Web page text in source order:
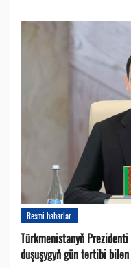
Resmi habarlar
Türkmenistanyň
duşuşygyň gün tertibi